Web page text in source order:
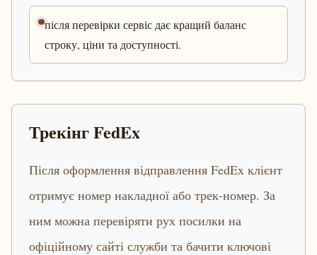
після перевірки сервіс дає кращий баланс
строку, ціни та доступності.
Трекінг FedEx
Після оформлення відправлення FedEx клієнт
отримує номер накладної або трек-номер. За
ним можна перевіряти рух посилки на
офіційному сайті служби та бачити ключові